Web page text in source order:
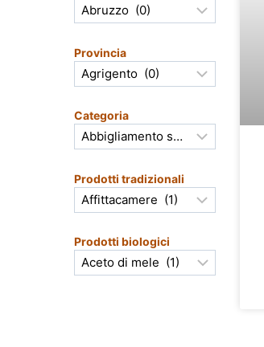
Provincia
Categoria
Prodotti tradizionali
Prodotti biologici